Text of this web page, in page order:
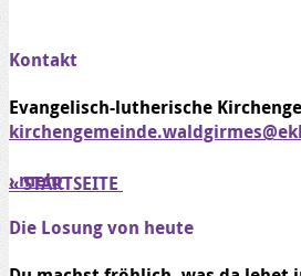
Kontakt
Evangelisch-lutherische
› mehr
« STARTSEITE
Die Losung von heute